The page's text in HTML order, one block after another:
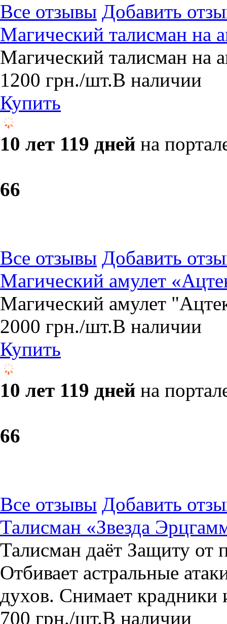
Все отзывы Добавить
Магический талисман на
​Магический талисман на
1200 грн./шт.В наличии
Купить
10 лет 119 дней на
66
Все отзывы Добавить
Магический амулет
Магический амулет
2000 грн./шт.В наличии
Купить
10 лет 119 дней на
66
Все отзывы Добавить
Талисман «Звезда
Талисман даёт Защиту от
Отбивает астральные
духов. Снимает крадники
700 грн./шт.В наличии